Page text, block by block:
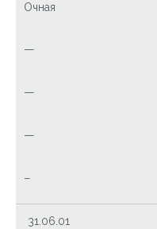
Очная
—
—
—
–
31.06.01